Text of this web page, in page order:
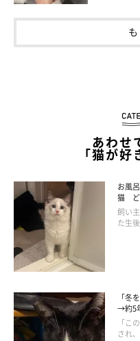
体をのび〜〜〜っとさせて、
カン立ち！ ここちゃんは体
ために全力です♪
あわせ
「猫が
お風
猫 ど
飼い
た生
「冬
→約5
「こ
され